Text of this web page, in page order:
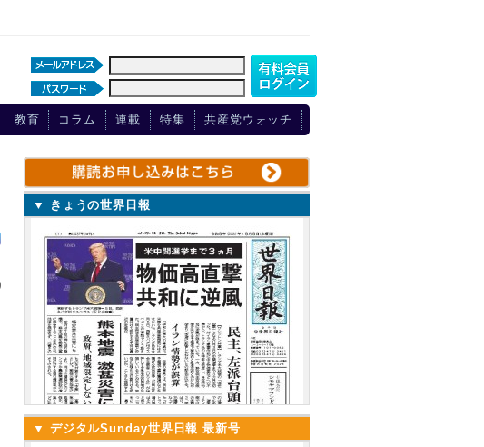
教育 コラム 連載 特集 共産党ウォッチ
▼ きょうの世界日報
▼ デジタルSunday世界日報 最新号